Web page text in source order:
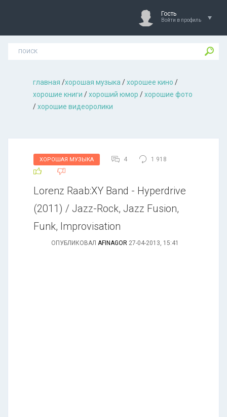
Гость
Войти в профиль
главная /хорошая музыкa /хорошее кино /
хорошие книги /хороший юмор /хорошие фото
/хорошие видеоролики
ХОРОШАЯ МУЗЫКА 4 1 918
Lorenz Raab:XY Band - Hyperdrive
(2011) / Jazz-Rock, Jazz Fusion,
Funk, Improvisation
ОПУБЛИКОВАЛ AFINAGOR 27-04-2013, 15:41